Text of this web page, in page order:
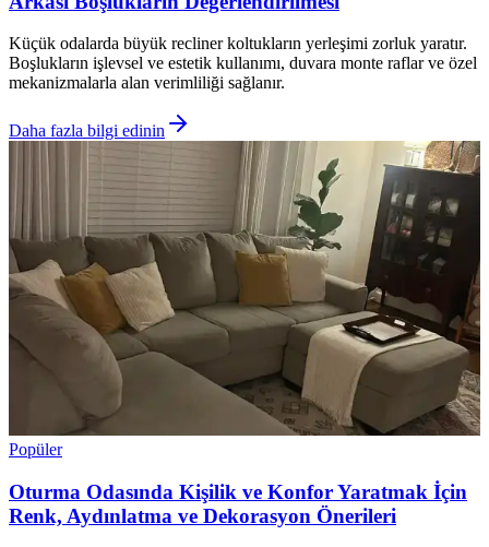
Küçük odalarda büyük recliner koltukların yerleşimi zorluk yaratır.
Boşlukların işlevsel ve estetik kullanımı, duvara monte raflar ve özel
mekanizmalarla alan verimliliği sağlanır.
Daha fazla bilgi edinin
Popüler
Oturma Odasında Kişilik ve Konfor Yaratmak İçin
Renk, Aydınlatma ve Dekorasyon Önerileri